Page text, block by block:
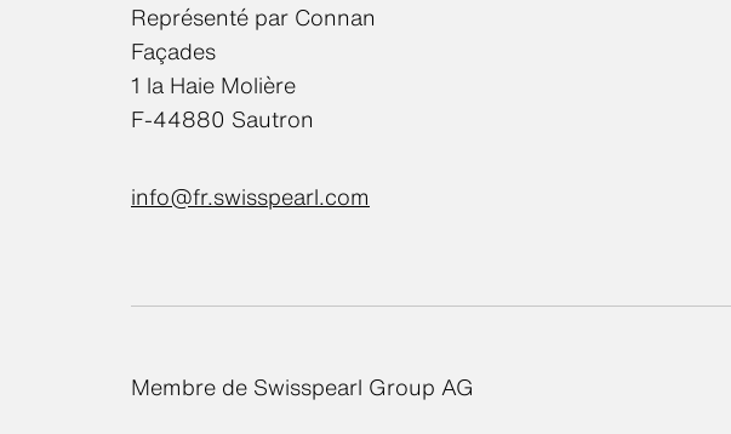
Représenté par Connan
Façades
1 la Haie Molière
F-44880 Sautron
info@fr.swisspearl.com
Membre de Swisspearl Group AG